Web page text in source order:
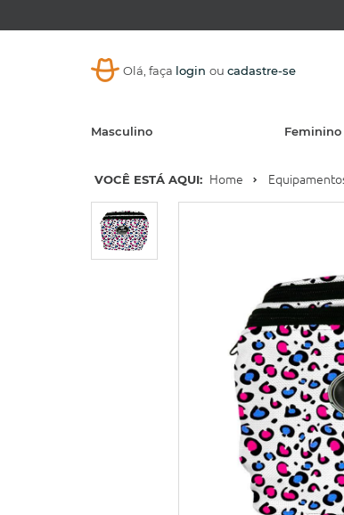
Olá, faça login ou cadastre-se
Masculino Feminino
VOCÊ ESTÁ AQUI: Home